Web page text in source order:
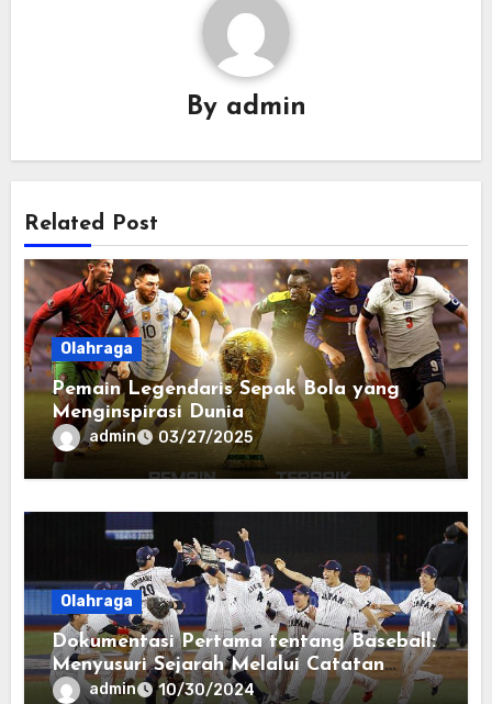
By admin
Related Post
Olahraga
Pemain Legendaris Sepak Bola yang
Menginspirasi Dunia
admin 03/27/2025
Olahraga
Dokumentasi Pertama tentang Baseball:
Menyusuri Sejarah Melalui Catatan
Tertulis
admin 10/30/2024